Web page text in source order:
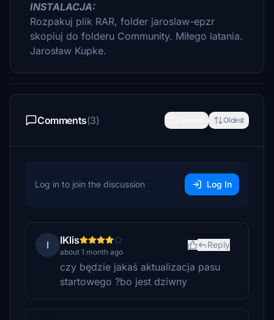
INSTALACJA:
Rozpakuj plik RAR, folder jaroslaw-epzr
skopiuj do folderu Community. Miłego latania.
Jarosław Kupke.
Comments(3) Oldest
Log in to join the discussion Log In
I IKlis
about 1 month ago
Reply
czy będzie jakaś aktualizacja pasu
startowego ?bo jest dziwny